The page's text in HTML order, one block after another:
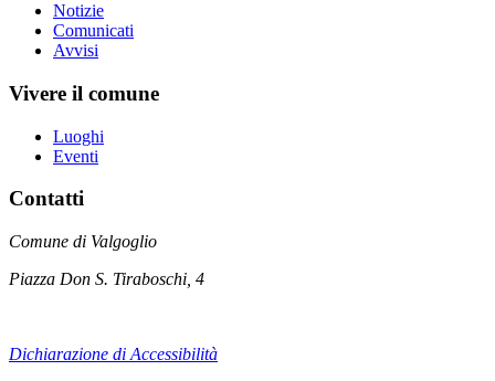
Notizie
Comunicati
Avvisi
Vivere il comune
Luoghi
Eventi
Contatti
Comune di Valgoglio
Piazza Don S. Tiraboschi, 4
Dichiarazione di Accessibilità